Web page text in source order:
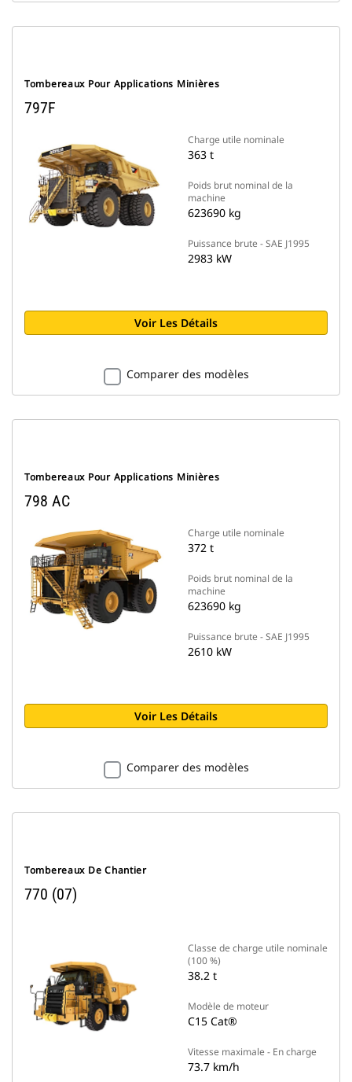
Tombereaux Pour Applications Minières
797F
Charge utile nominale
363 t
Poids brut nominal de la
machine
623690 kg
Puissance brute - SAE J1995
2983 kW
Voir Les Détails
Comparer des modèles
Tombereaux Pour Applications Minières
798 AC
Charge utile nominale
372 t
Poids brut nominal de la
machine
623690 kg
Puissance brute - SAE J1995
2610 kW
Voir Les Détails
Comparer des modèles
Tombereaux De Chantier
770 (07)
Classe de charge utile nominale
(100 %)
38.2 t
Modèle de moteur
C15 Cat®
Vitesse maximale - En charge
73.7 km/h